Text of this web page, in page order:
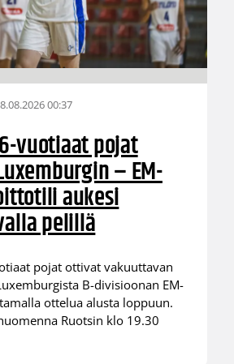
00:37
vuotiaat pojat
– EM-
aukesi
pelillä
pojat ottivat vakuuttavan
B-divisioonan EM-
ottelua alusta loppuun.
Ruotsin klo 19.30